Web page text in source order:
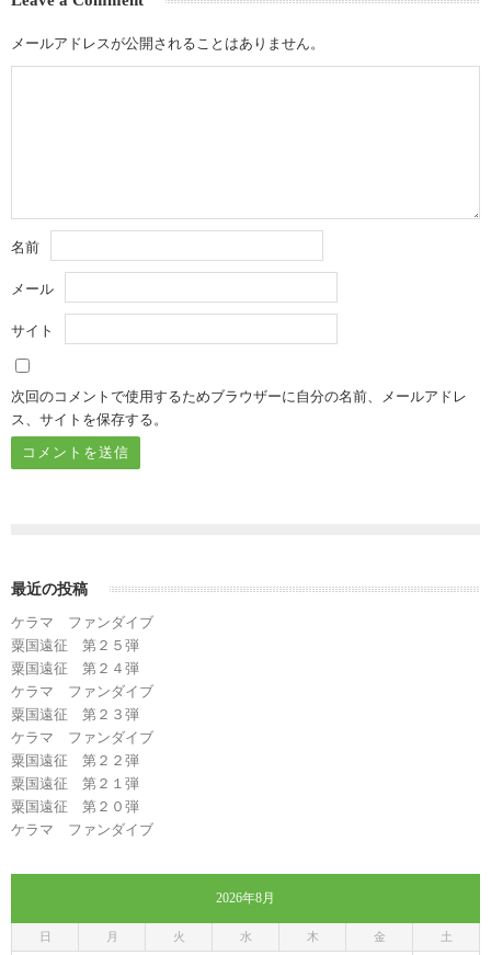
メールアドレスが公開されることはありません。
名前
メール
サイト
次回のコメントで使用するためブラウザーに自分の名前、メールアドレ
ス、サイトを保存する。
最近の投稿
ケラマ ファンダイブ
粟国遠征 第２５弾
粟国遠征 第２４弾
ケラマ ファンダイブ
粟国遠征 第２３弾
ケラマ ファンダイブ
粟国遠征 第２２弾
粟国遠征 第２１弾
粟国遠征 第２０弾
ケラマ ファンダイブ
2026年8月
日 月 火 水 木 金 土